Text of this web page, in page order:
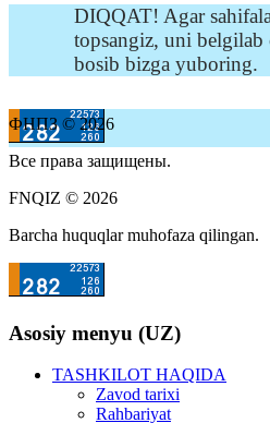
DIQQAT! Agar
topsangiz, uni
bosib bizga yuboring.
ФНПЗ © 2026
Все права защищены.
FNQIZ © 2026
Barcha huquqlar muhofaza qilingan.
Asosiy menyu (UZ)
TASHKILOT HAQIDA
Zavod tarixi
Rahbariyat